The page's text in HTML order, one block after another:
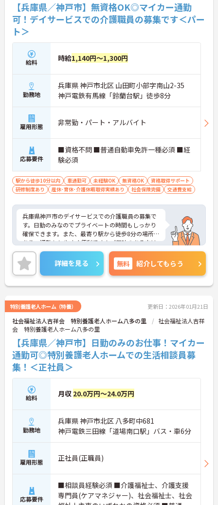
【兵庫県／神戸市】無資格OK◎マイカー通勤
可！デイサービスでの介護職員の募集です＜パー
ト＞
給料 時給1,140円～1,300円
勤務地
兵庫県 神戸市北区 山田町小部字南山2-35
神戸電鉄有馬線「鈴蘭台駅」徒歩8分
雇用形態 非常勤・パート・アルバイト
応募要件
■資格不問 ■普通自動車免許一種必須 ■経
験必須
駅から徒歩10分以内 車通勤可 未経験OK 無資格OK
資格取得サポート
研修制度あり
産休･育休･介護休暇取得実績あり 社会保険完備 交通費支給
兵庫県神戸市のデイサービスでの介護職員の募集で
す。日勤のみなのでプライベートの時間もしっかり
確保できます。また、最寄り駅から徒歩8分の場所に
あり、通勤もしやすく便利です！ご興味のある方は
ご面接のポイントお伝えしますのでご気軽にお問い
合わせください。詳細を見る 無料 紹介してもらう
特別養護老人ホーム（特養） 更新日：2026年01月21日
社会福祉法人吉祥会 特別養護老人ホーム八多の里
社会福祉法人吉祥
会 特別養護老人ホーム八多の里
【兵庫県／神戸市】日勤のみのお仕事！マイカー
通勤可◎特別養護老人ホームでの生活相談員募
集！＜正社員＞
給料 月収 20.0万円～24.0万円
勤務地
兵庫県 神戸市北区 八多町中681
神戸電鉄三田線「道場南口駅」バス・車6分
雇用形態 正社員(正職員)
応募要件
■相談員経験必須 ■介護福祉士、介護支援
専門員(ケアマネジャー)、社会福祉士、社会